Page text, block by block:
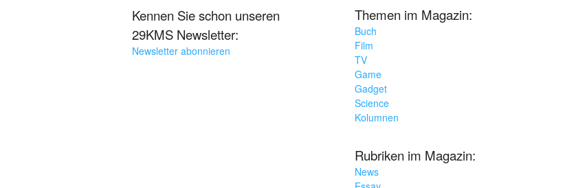
Kennen Sie schon unseren
29KMS Newsletter:
Newsletter abonnieren
Themen im Magazin:
Buch
Film
TV
Game
Gadget
Science
Kolumnen
Rubriken im Magazin:
News